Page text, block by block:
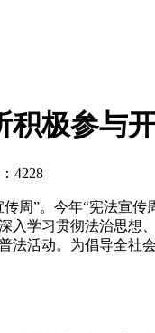
积极参与
4228
传周”。今年“宪法宣
入学习贯彻法治思想
法活动。为倡导全社